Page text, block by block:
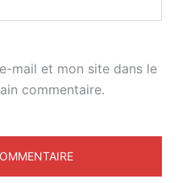
mail et mon site dans le
commentaire.